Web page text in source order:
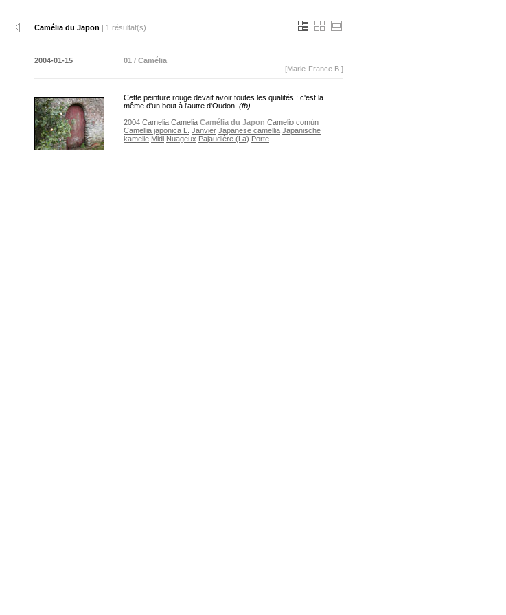
Camélia du Japon | 1 résultat(s)
2004-01-15
01 / Camélia
[Marie-France B.]
Cette peinture rouge devait avoir toutes les qualités : c'est la
même d'un bout à l'autre d'Oudon. (fb)
2004 Camelia Camelia Camélia du Japon Camelio común
Camellia japonica L.
Janvier Japanese camellia Japanische
kamelie Midi Nuageux Pajaudière (La) Porte